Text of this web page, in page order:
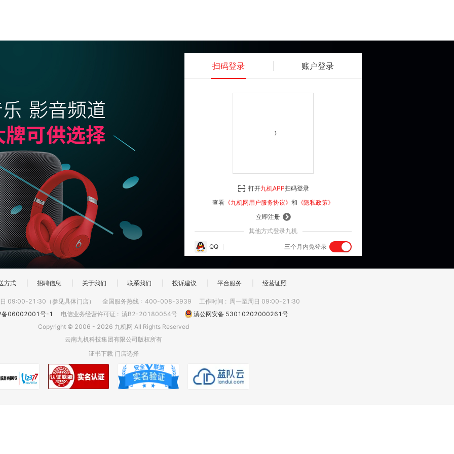
扫码登录 账户登录
登 录
立即注册
其他方式登录九机
QQ 三个月内免登录
打开九机APP扫码登录
查看 《九机网用户服务协议》 和 《隐私政策》
方式 招聘信息 关于我们 联系我们 投诉建议 平台服务 经营证照
09:00-21:30（参见具体门店） 全国服务热线 : 400-008-3939 工作时间 : 周一至周日 09:00-21:30
备06002001号-1
电信业务经营许可证 : 滇B2-20180054号
滇公网安备 53010202000261号
Copyright © 2006 - 2026 九机网 All Rights Reserved
云南九机科技集团有限公司版权所有
证书下载 门店选择